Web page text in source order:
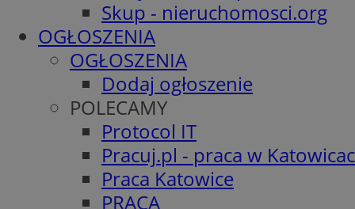
Skup - nieruchomosci.org
OGŁOSZENIA
OGŁOSZENIA
Dodaj ogłoszenie
POLECAMY
Protocol IT
Pracuj.pl - praca w
Praca Katowice
PRACA